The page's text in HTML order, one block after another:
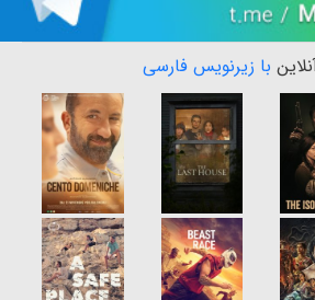
با زیرنویس فارسی